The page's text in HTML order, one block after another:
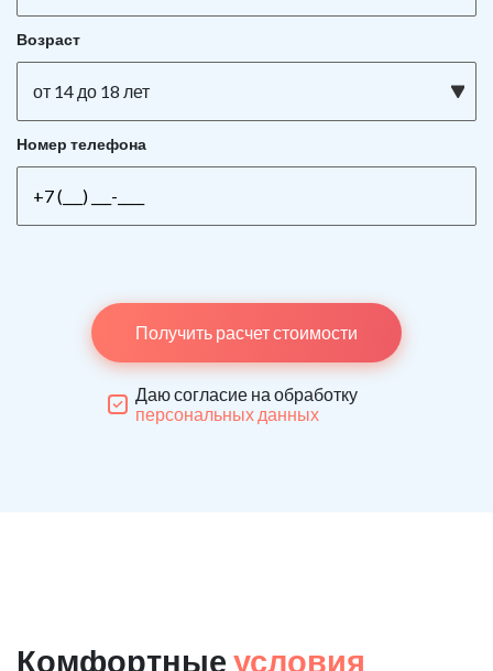
Возраст
от 14 до 18 лет
Номер телефона
Получить расчет стоимости
Даю согласие на обработку
персональных данных
Комфортные условия